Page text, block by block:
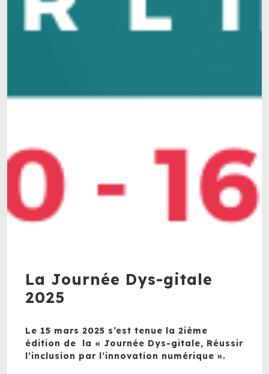
La Journée Dys-gitale
2025
Le 15 mars 2025 s’est tenue la 2ième
édition de la « Journée Dys-gitale, Réussir
l’inclusion par l’innovation numérique ».